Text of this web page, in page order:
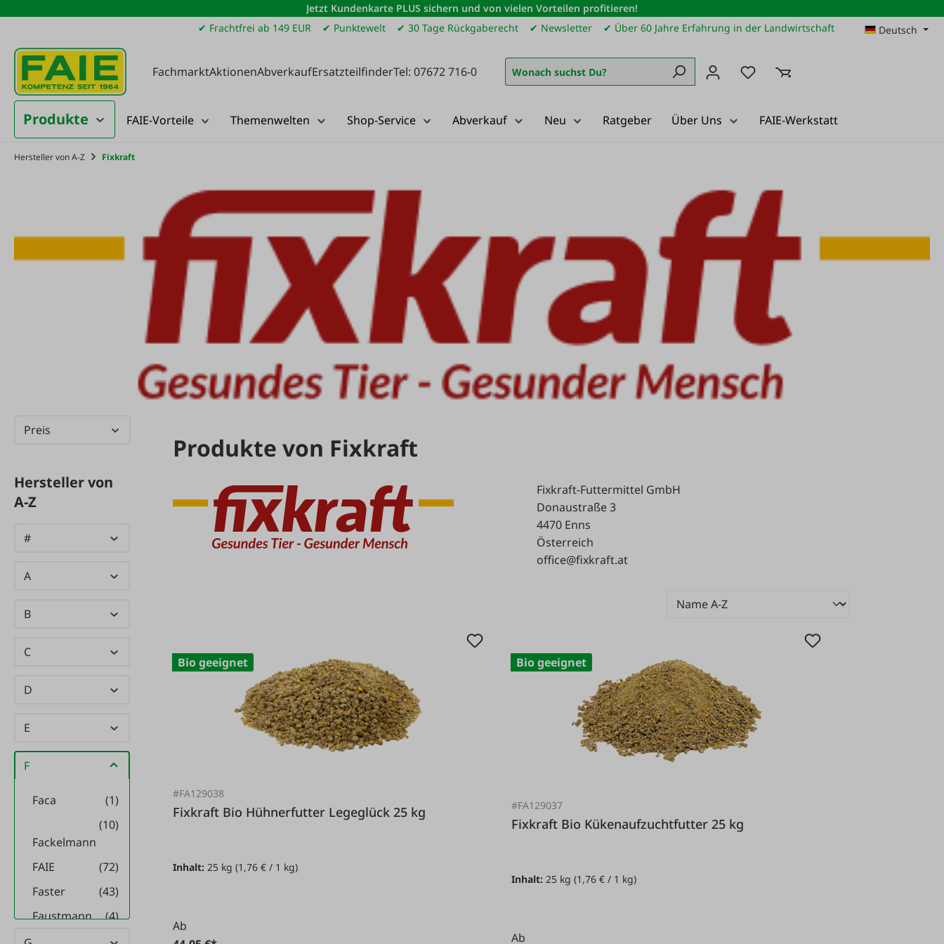
Hauptinhalt springen
Zur Suche springen
Zur Hauptnavigation springen
Jetzt Kundenkarte PLUS sichern und von vielen Vorteilen profitieren!
✔ Frachtfrei ab 149 EUR
✔ Punktewelt ✔ 30 Tage Rückgaberecht ✔ Newsletter ✔ Über 60 Jahre Erfahrung in der Landwirtschaft Deutsch
FachmarktAktionenAbverkaufErsatzteilfinderTel: 07672 716-0 Du hast 0 Produkte auf dem
Produkte FAIE-Vorteile Themenwelten Shop-Service Abverkauf Neu Ratgeber Über Uns FAIE-Werkstatt
Hersteller von A-Z Fixkraft
Preis
Hersteller von
A-Z
#
A
B
C
D
E
F
(1)
Faca
(10)
Fackelmann
(72)
FAIE
(43)
Faster
(4)
Faustmann
(15)
Produkte von Fixkraft
Fixkraft-Futtermittel GmbH
Donaustraße 3
4470 Enns
Österreich
office@fixkraft.at
Bio geeignet
#FA129038
Fixkraft Bio Hühnerfutter Legeglück 25 kg
Inhalt:25 kg(1,76 € / 1 kg)
Ab
Bio geeignet
#FA129037
Fixkraft Bio Kükenaufzuchtfutter 25 kg
Inhalt: 25 kg (1,76 € / 1 kg)
Ab